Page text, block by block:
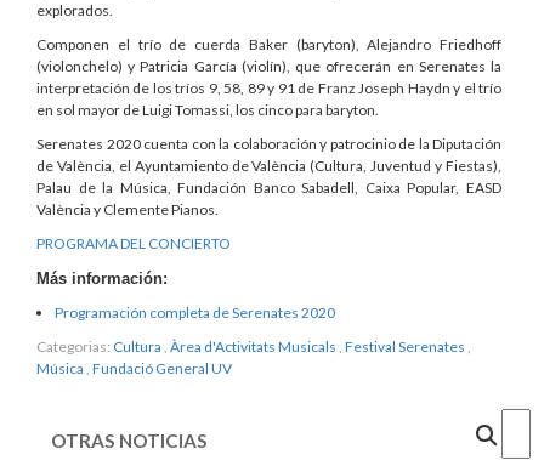
explorados.
Componen el trío de cuerda Baker (baryton), Alejandro Friedhoff
(violonchelo) y Patricia García (violín), que ofrecerán en Serenates la
interpretación de los tríos 9, 58, 89 y 91 de Franz Joseph Haydn y el trío
en sol mayor de Luigi Tomassi, los cinco para baryton.
Serenates 2020 cuenta con la colaboración y patrocinio de la Diputación
de València, el Ayuntamiento de València (Cultura, Juventud y Fiestas),
Palau de la Música, Fundación Banco Sabadell, Caixa Popular, EASD
València y Clemente Pianos.
PROGRAMA DEL CONCIERTO
Más información:
Programación completa de Serenates 2020
Categorias: Cultura , Àrea d'Activitats Musicals , Festival Serenates ,
Música , Fundació General UV
OTRAS NOTICIAS